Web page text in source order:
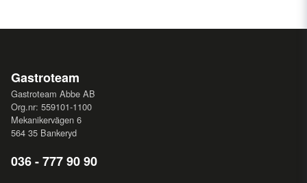
Gastroteam
Gastroteam Abbe AB
Org.nr: 559101-1100
Mekanikervägen 6
564 35 Bankeryd
036 - 777 90 90